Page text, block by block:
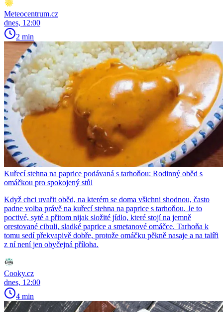
Meteocentrum.cz
dnes, 12:00
2 min
Kuřecí stehna na paprice podávaná s tarhoňou: Rodinný oběd s
omáčkou pro spokojený stůl
Když chci uvařit oběd, na kterém se doma všichni shodnou, často
padne volba právě na kuřecí stehna na paprice s tarhoňou. Je to
poctivé, syté a přitom nijak složité jídlo, které stojí na jemně
orestované cibuli, sladké paprice a smetanové omáčce. Tarhoňa k
tomu sedí překvapivě dobře, protože omáčku pěkně nasaje a na talíři
z ní není jen obyčejná příloha.
Cooky.cz
dnes, 12:00
4 min